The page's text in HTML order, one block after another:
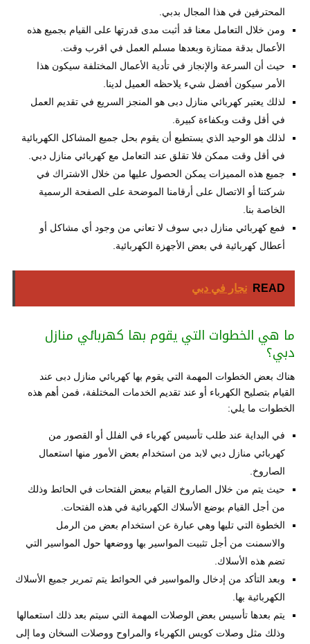
المحترفين في هذا المجال بدبي.
ومن خلال التعامل معنا قد أثبت مدى قدرتها على القيام بجميع هذه
الأعمال بدقة ممتازة وبعدها مسلم العمل في اقرب وقت.
حيث أن السرعة والإنجاز في تأدية الأعمال المختلفة سيكون هذا
الأمر سيكون أفضل شيء يلاحظه العميل لدينا.
لذلك يعتبر كهربائي منازل دبى هو المنجز السريع في تقديم العمل
في أقل وقت وبكفاءة كبيرة.
لذلك هو الوحيد الذي يستطيع أن يقوم بحل جميع المشاكل الكهربائية
في أقل وقت ممكن فلا تقلق عند التعامل مع كهربائي منازل دبي.
جميع هذه المميزات يمكن الحصول عليها من خلال الاشتراك في
شركتنا أو الاتصال على أرقامنا الموضحة على الصفحة الرسمية
الخاصة بنا.
فمع كهربائي منازل دبي سوف لا تعاني من وجود أي مشاكل أو
أعطال كهربائية في بعض الأجهزة الكهربائية.
READ نجار في دبي
ما هي الخطوات التي يقوم بها كهربائي منازل
دبي؟
هناك بعض الخطوات المهمة التي يقوم بها كهربائي منازل دبى عند
القيام بتصليح الكهرباء أو عند تقديم الخدمات المختلفة، فمن أهم هذه
الخطوات ما يلي:
في البداية عند طلب تأسيس كهرباء في الفلل أو القصور من
كهربائي منازل دبي لابد من استخدام بعض الأمور منها استعمال
الصاروخ.
حيث يتم من خلال الصاروخ القيام ببعض الفتحات في الحائط وذلك
من أجل القيام بوضع الأسلاك الكهربائية في هذه الفتحات.
الخطوة التي تليها وهي عبارة عن استخدام بعض من الرمل
والاسمنت من أجل تثبيت المواسير بها ووضعها حول المواسير التي
تضم هذه الأسلاك.
وبعد التأكد من إدخال والمواسير في الحوائط يتم تمرير جميع الأسلاك
الكهربائية بها.
يتم بعدها تأسيس بعض الوصلات المهمة التي سيتم بعد ذلك استعمالها
وذلك مثل وصلات كويس الكهرباء والمراوح ووصلات السخان وما إلى